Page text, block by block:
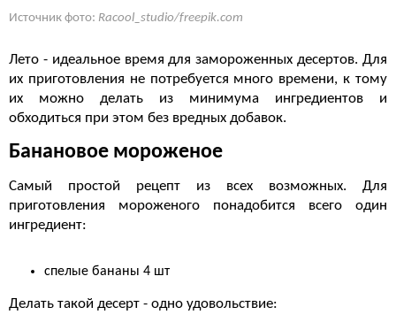
Источник фото: Racool_studio/freepik.com
Лето - идеальное время для замороженных десертов. Для
их приготовления не потребуется много времени, к тому
их можно делать из минимума ингредиентов и
обходиться при этом без вредных добавок.
Банановое мороженое
Самый простой рецепт из всех возможных. Для
приготовления мороженого понадобится всего один
ингредиент:
спелые бананы 4 шт
Делать такой десерт - одно удовольствие: